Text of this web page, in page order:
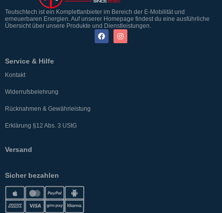
Teutschtech ist ein Komplettanbieter im Bereich der E-Mobilität und
erneuerbaren Energien. Auf unserer Homepage findest du eine ausführliche
Übersicht über unsere Produkte und Dienstleistungen.
Service & Hilfe
Kontakt
Widerrufsbelehrung
Rücknahmen & Gewährleistung
Erklärung §12 Abs. 3 UStG
Versand
Sicher bezahlen